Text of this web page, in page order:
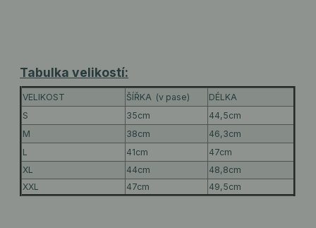
Tabulka velikostí:
VELIKOST ŠÍŘKA (v pase)
DÉLKA
S
35cm
44,5cm
M
38cm
46,3cm
L
41cm
47cm
XL
44cm
48,8cm
XXL
47cm 49,5cm